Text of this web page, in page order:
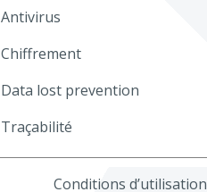
Antivirus
Chiffrement
Data lost prevention
Traçabilité
Conditions d’utilisation